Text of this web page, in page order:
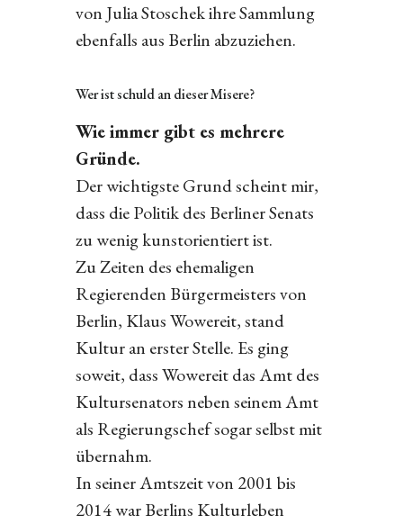
von Julia Stoschek ihre Sammlung
ebenfalls aus Berlin abzuziehen.
Wer ist schuld an dieser Misere?
Wie immer gibt es mehrere
Gründe.
Der wichtigste Grund scheint mir,
dass die Politik des Berliner Senats
zu wenig kunstorientiert ist.
Zu Zeiten des ehemaligen
Regierenden Bürgermeisters von
Berlin, Klaus Wowereit, stand
Kultur an erster Stelle. Es ging
soweit, dass Wowereit das Amt des
Kultursenators neben seinem Amt
als Regierungschef sogar selbst mit
übernahm.
In seiner Amtszeit von 2001 bis
2014 war Berlins Kulturleben